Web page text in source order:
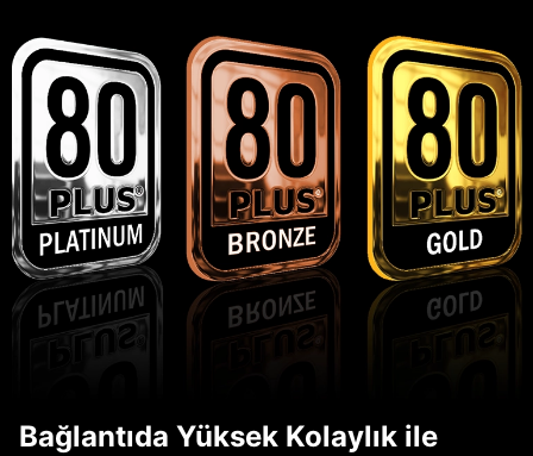
Bağlantıda Yüksek Kolaylık ile